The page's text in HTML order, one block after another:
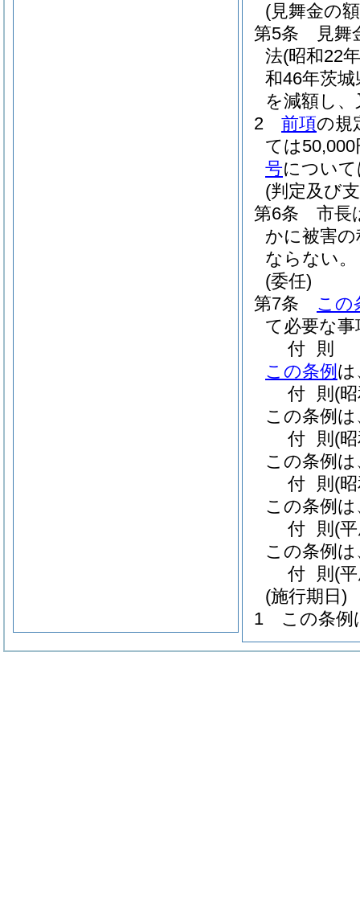
(見舞金の
第5条
見舞
法(昭和22
和46年茨
を減額し
2
前項の規
ては50,000
号につい
(判定及び
第6条
市長
かに被害
ならない。
(委任)
第7条
この
て必要な
付 則
この条例 は
付 則 (
この条例
付 則 (
この条例
付 則 (
この条例
付 則 (
この条例
付 則 (
(施行期日)
1
この条例